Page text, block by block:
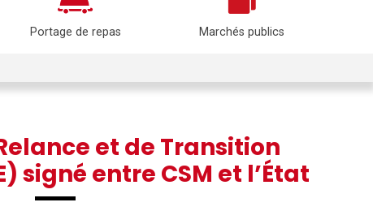
Portage de repas Marchés publics
et de Transition
signé entre CSM et l’État